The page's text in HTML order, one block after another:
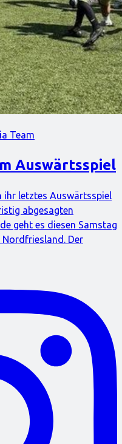
Team
Auswärtsspiel
ihr letztes Auswärtsspiel
abgesagten
geht es diesen Samstag
Nordfriesland. Der